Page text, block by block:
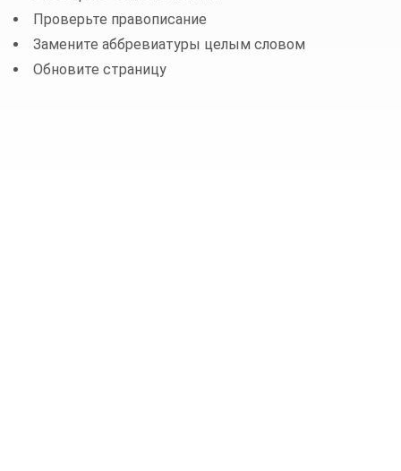
Проверьте правописание
Замените аббревиатуры целым словом
Обновите страницу